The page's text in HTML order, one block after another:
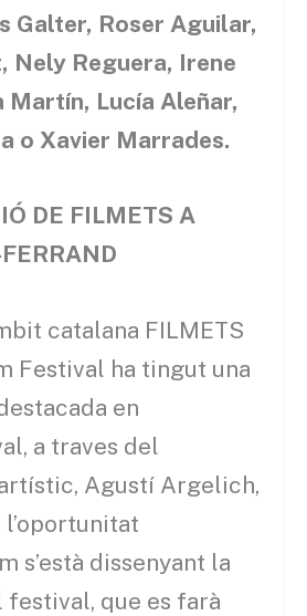
Galter, Roser Aguilar,
Nely Reguera, Irene
Martín, Lucía Aleñar,
o Xavier Marrades.
DE FILMETS A
catalana FILMETS
Festival ha tingut una
en
a traves del
Agustí Argelich,
s’està dissenyant la
que es farà